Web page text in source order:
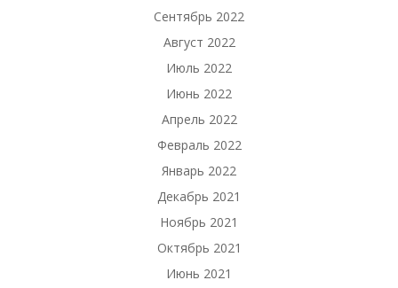
Сентябрь 2022
Август 2022
Июль 2022
Июнь 2022
Апрель 2022
Февраль 2022
Январь 2022
Декабрь 2021
Ноябрь 2021
Октябрь 2021
Июнь 2021